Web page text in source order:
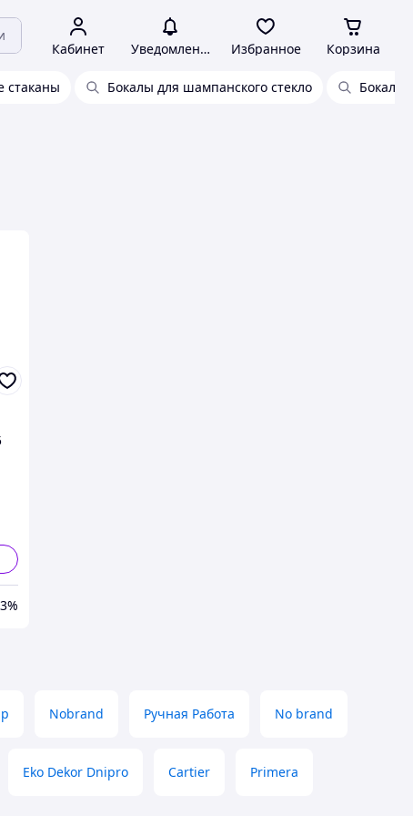
Кабинет Уведомления Избранное Корзина
стаканы Бокалы для шампанского стекло Бокалы
Nobrand Ручная Работа No brand
Eko Dekor Dnipro Cartier Primera